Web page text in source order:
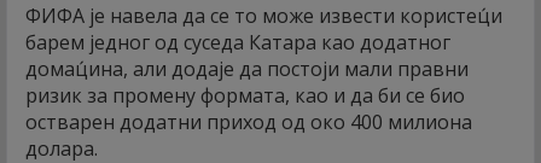
ФИФА је навела да се то може извести користец́и
барем једног од суседа Катара као додатног
домац́ина, али додаје да постоји мали правни
ризик за промену формата, као и да би се био
остварен додатни приход од око 400 милиона
долара.